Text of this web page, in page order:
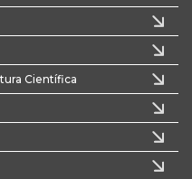
Científica